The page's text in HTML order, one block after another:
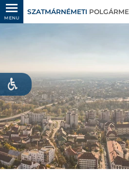
MENU
SZATMÁRNÉMETI